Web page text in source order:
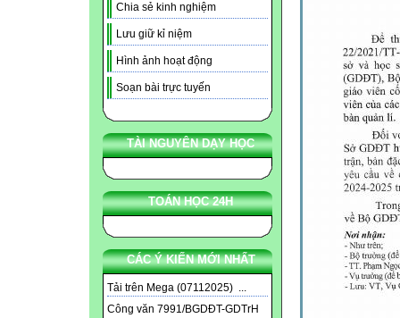
Chia sẻ kinh nghiệm
Lưu giữ kỉ niệm
Hình ảnh hoạt động
Soạn bài trực tuyến
TÀI NGUYÊN DẠY HỌC
TOÁN HỌC 24H
CÁC Ý KIẾN MỚI NHẤT
Tải trên Mega (07112025) ...
Công văn 7991/BGDĐT-GDTrH